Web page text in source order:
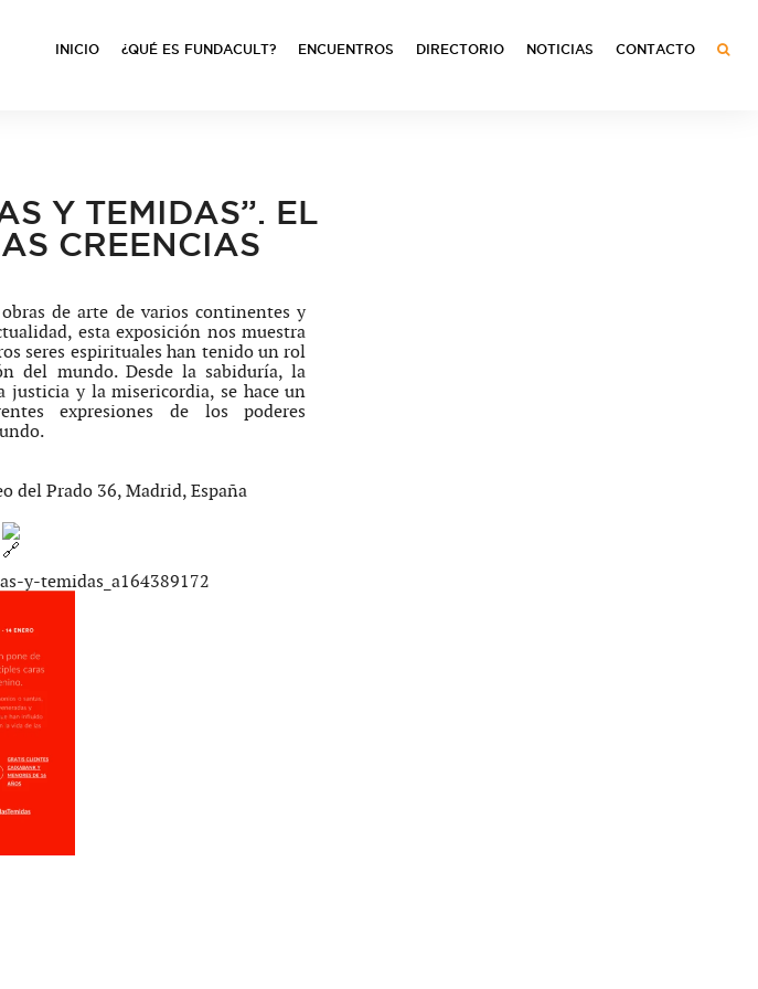
INICIO ¿QUÉ ES FUNDACULT? ENCUENTROS DIRECTORIO NOTICIAS CONTACTO
Y TEMIDAS”. EL
CREENCIAS
de arte de varios continentes y
esta exposición nos muestra
seres espirituales han tenido un rol
del mundo. Desde la sabiduría, la
justicia y la misericordia, se hace un
expresiones de los poderes
del Prado 36, Madrid, España
y-temidas_a164389172